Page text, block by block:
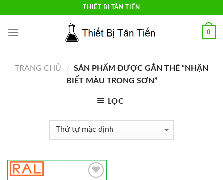
content
THIẾT BỊ TÂN TIẾN
0
TRANG CHỦ /
SẢN PHẨM ĐƯỢC GẮN THẺ “NHẬN
BIẾT MÀU TRONG SƠN”
LỌC